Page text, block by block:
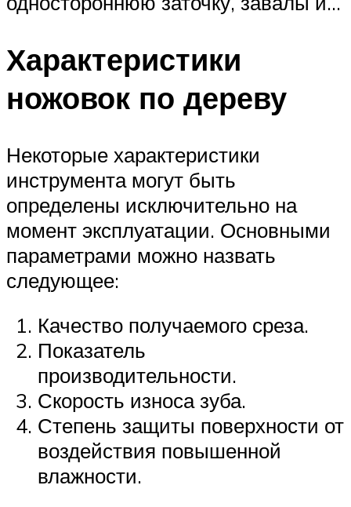
Характеристики
ножовок по дереву
Некоторые характеристики
инструмента могут быть
определены исключительно на
момент эксплуатации. Основными
параметрами можно назвать
следующее:
Качество получаемого среза.
Показатель
производительности.
Скорость износа зуба.
Степень защиты поверхности от
воздействия повышенной
влажности.